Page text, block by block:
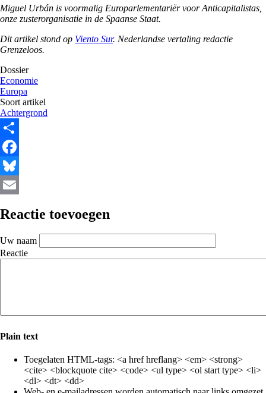
Miguel Urbán is voormalig Europarlementariër voor Anticapitalistas,
onze zusterorganisatie in de Spaanse Staat.
Dit artikel stond op Viento Sur. Nederlandse vertaling redactie
Grenzeloos.
Dossier
Economie
Europa
Soort artikel
Achtergrond
Share
Facebook
Bluesky
Reactie toevoegen
Uw naam
Reactie
Plain text
Toegelaten HTML-tags: <a href hreflang> <em> <strong>
<cite> <blockquote cite> <code> <ul type> <ol start type> <li>
<dl> <dt> <dd>